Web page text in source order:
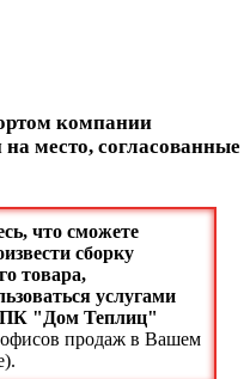
компании
место, согласованные
что сможете
сборку
товара,
услугами
"Дом Теплиц"
продаж в Вашем